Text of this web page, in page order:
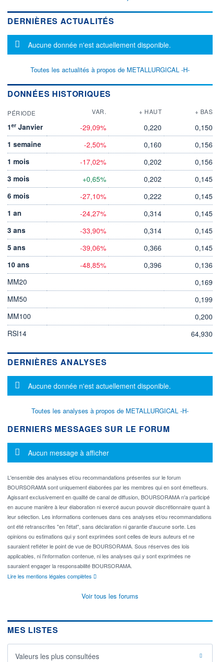
DERNIÈRES ACTUALITÉS
Message d'information
Aucune donnée n'est actuellement disponible.
Toutes les actualités à propos de METALLURGICAL -H-
DONNÉES HISTORIQUES
PÉRIODE VAR. + HAUT + BAS
1er Janvier -29,09% 0,220
0,150
1 semaine
-2,50% 0,160
0,156
1 mois
-17,02% 0,202
0,156
3 mois
+0,65% 0,202
0,145
6 mois
-27,10% 0,222
0,145
1 an
-24,27% 0,314
0,145
3 ans
-33,90% 0,314
0,145
5 ans
-39,06% 0,366
0,145
10 ans
-48,85% 0,396
0,136
MM20
0,169
MM50
0,199
MM100
0,200
RSI14
64,930
DERNIÈRES ANALYSES
Message d'information
Aucune donnée n'est actuellement disponible.
Toutes les analyses à propos de METALLURGICAL -H-
DERNIERS MESSAGES SUR LE FORUM
Message d'information
Aucun message à afficher
L'ensemble des analyses et/ou recommandations présentes sur le forum
BOURSORAMA sont uniquement élaborées par les membres qui en sont émetteurs.
Agissant exclusivement en qualité de canal de diffusion, BOURSORAMA n'a participé
en aucune manière à leur élaboration ni exercé aucun pouvoir discrétionnaire quant à
leur sélection. Les informations contenues dans ces analyses et/ou recommandations
ont été retranscrites "en l'état", sans déclaration ni garantie d'aucune sorte. Les
opinions ou estimations qui y sont exprimées sont celles de leurs auteurs et ne
sauraient refléter le point de vue de BOURSORAMA. Sous réserves des lois
applicables, ni l'information contenue, ni les analyses qui y sont exprimées ne
sauraient engager la responsabilité BOURSORAMA.
Lire les mentions légales complètes
Voir tous les forums
MES LISTES
Valeurs les plus consultées